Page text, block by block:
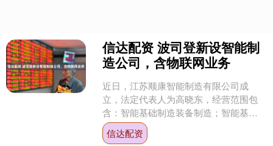
信达配资 波司登新设智能制
造公司，含物联网业务
近日，江苏顺康智能制造有限公司成
立，法定代表人为高晓东，经营范围包
含：智能基础制造装备制造；智能基础
制造装备销售；物联网设备制造；物联
网设备销售等。企查查股权穿....
信达配资